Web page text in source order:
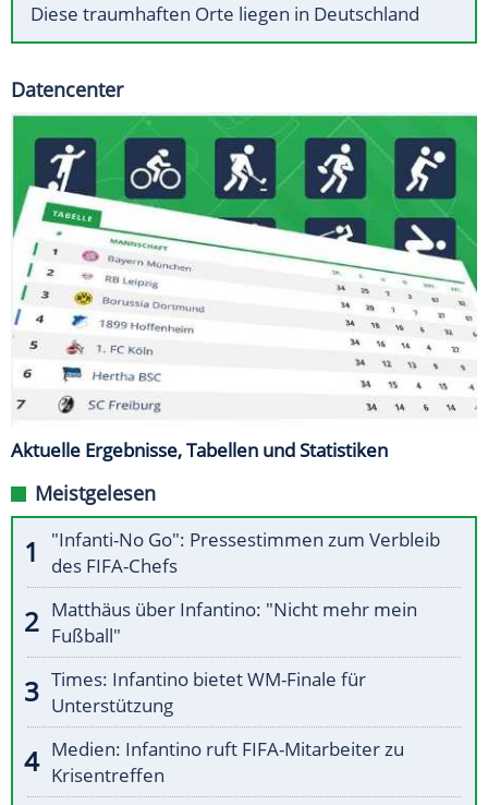
Diese traumhaften Orte liegen in Deutschland
Datencenter
Aktuelle Ergebnisse, Tabellen und Statistiken
Meistgelesen
"Infanti-No Go": Pressestimmen zum Verbleib
des FIFA-Chefs
Matthäus über Infantino: "Nicht mehr mein
Fußball"
Times: Infantino bietet WM-Finale für
Unterstützung
Medien: Infantino ruft FIFA-Mitarbeiter zu
Krisentreffen